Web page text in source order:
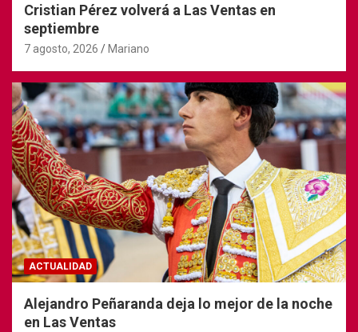
Cristian Pérez volverá a Las Ventas en
septiembre
7 agosto, 2026 Mariano
ACTUALIDAD
Alejandro Peñaranda deja lo mejor de la noche
en Las Ventas